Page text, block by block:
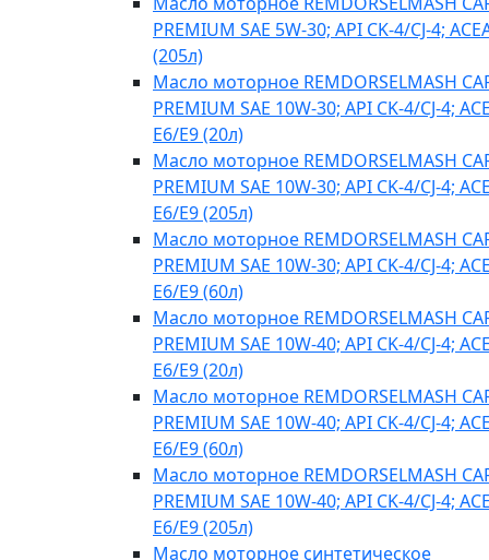
PREMIUM SAE 5W-30; API CK-4/CJ-4;
(205л)
Масло моторное REMDORSELMASH
PREMIUM SAE 10W-30; API CK-4/CJ-4;
E6/E9 (20л)
Масло моторное REMDORSELMASH
PREMIUM SAE 10W-30; API CK-4/CJ-4;
E6/E9 (205л)
Масло моторное REMDORSELMASH
PREMIUM SAE 10W-30; API CK-4/CJ-4;
E6/E9 (60л)
Масло моторное REMDORSELMASH
PREMIUM SAE 10W-40; API CK-4/CJ-4;
E6/E9 (20л)
Масло моторное REMDORSELMASH
PREMIUM SAE 10W-40; API CK-4/CJ-4;
E6/E9 (60л)
Масло моторное REMDORSELMASH
PREMIUM SAE 10W-40; API CK-4/CJ-4;
E6/E9 (205л)
Масло моторное синтетическое